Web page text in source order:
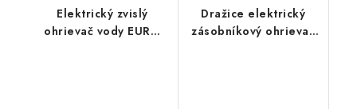
Elektrický zvislý
ohrievač vody EURO
Dražice elektrický
zásobníkový ohrievač